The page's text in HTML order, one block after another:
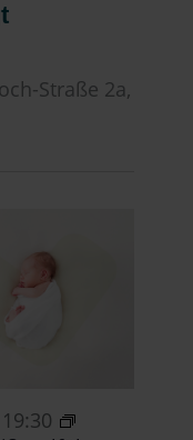
Straße 2a,
19:30